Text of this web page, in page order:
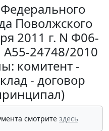
Поволжского
2011 г. N Ф06-
А55-24748/2010
комитент -
- договор
смотрите здесь